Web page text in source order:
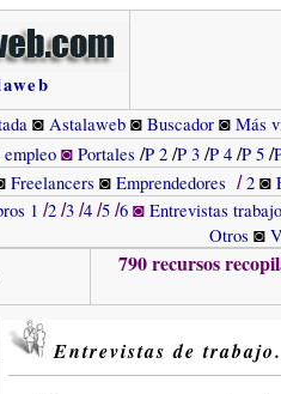
◙ Astalaweb◙ Buscador◙ Más
◙ Portales /P 2 /P 3 /P 4 /P 5 /
Freelancers ◙ Emprendedores /2 ◙
1 /2/3/4/5/6◙ Entrevistas trabajo
Otros ◙
790 recursos
Entrevistas de